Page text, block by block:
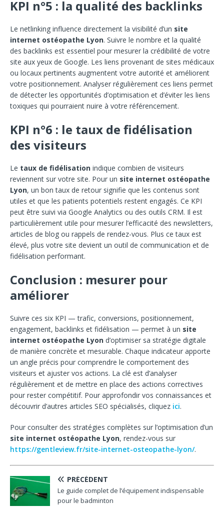
KPI n°5 : la qualité des backlinks
Le netlinking influence directement la visibilité d’un site
internet ostéopathe Lyon. Suivre le nombre et la qualité
des backlinks est essentiel pour mesurer la crédibilité de votre
site aux yeux de Google. Les liens provenant de sites médicaux
ou locaux pertinents augmentent votre autorité et améliorent
votre positionnement. Analyser régulièrement ces liens permet
de détecter les opportunités d’optimisation et d’éviter les liens
toxiques qui pourraient nuire à votre référencement.
KPI n°6 : le taux de fidélisation
des visiteurs
Le taux de fidélisation indique combien de visiteurs
reviennent sur votre site. Pour un site internet ostéopathe
Lyon, un bon taux de retour signifie que les contenus sont
utiles et que les patients potentiels restent engagés. Ce KPI
peut être suivi via Google Analytics ou des outils CRM. Il est
particulièrement utile pour mesurer l’efficacité des newsletters,
articles de blog ou rappels de rendez-vous. Plus ce taux est
élevé, plus votre site devient un outil de communication et de
fidélisation performant.
Conclusion : mesurer pour
améliorer
Suivre ces six KPI — trafic, conversions, positionnement,
engagement, backlinks et fidélisation — permet à un site
internet ostéopathe Lyon d’optimiser sa stratégie digitale
de manière concrète et mesurable. Chaque indicateur apporte
un angle précis pour comprendre le comportement des
visiteurs et ajuster vos actions. La clé est d’analyser
régulièrement et de mettre en place des actions correctives
pour rester compétitif. Pour approfondir vos connaissances et
découvrir d’autres articles SEO spécialisés, cliquez ici.
Pour consulter des stratégies complètes sur l’optimisation d’un
site internet ostéopathe Lyon, rendez-vous sur
https://gentleview.fr/site-internet-osteopathe-lyon/.
PRÉCÉDENT
Le guide complet de l’équipement indispensable
pour le badminton